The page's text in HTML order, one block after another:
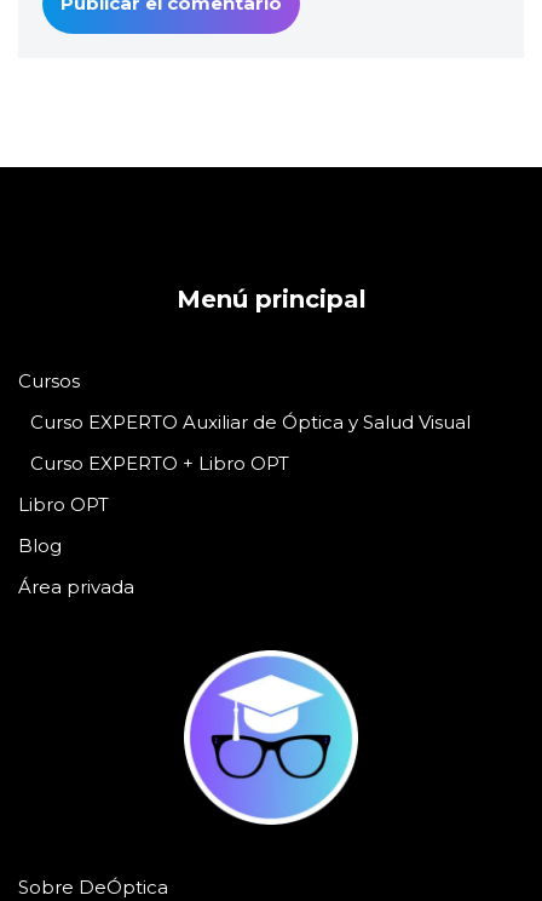
Menú principal
Cursos
Curso EXPERTO Auxiliar de Óptica y Salud Visual
Curso EXPERTO + Libro OPT
Libro OPT
Blog
Área privada
Sobre DeÓptica